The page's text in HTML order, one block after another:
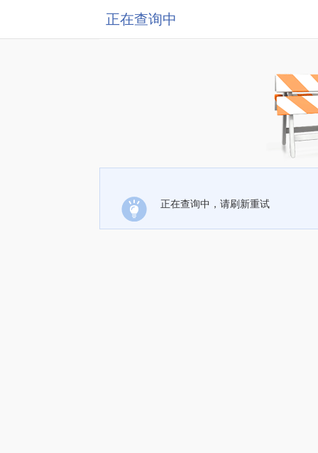
正在查询中
正在查询中，请刷新重试